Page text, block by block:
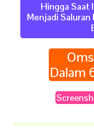
Hingga Saat
Menjadi
Dalam